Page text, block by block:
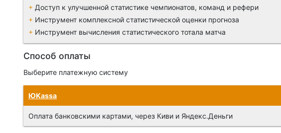
+ Доступ к улучшенной статистике чемпионатов, команд и рефери
+ Инструмент комплексной статистической оценки прогноза
+ Инструмент вычисления статистического тотала матча
Способ оплаты
Выберите платежную систему
ЮKassa
Оплата банковскими картами, через Киви и Яндекс.Деньги